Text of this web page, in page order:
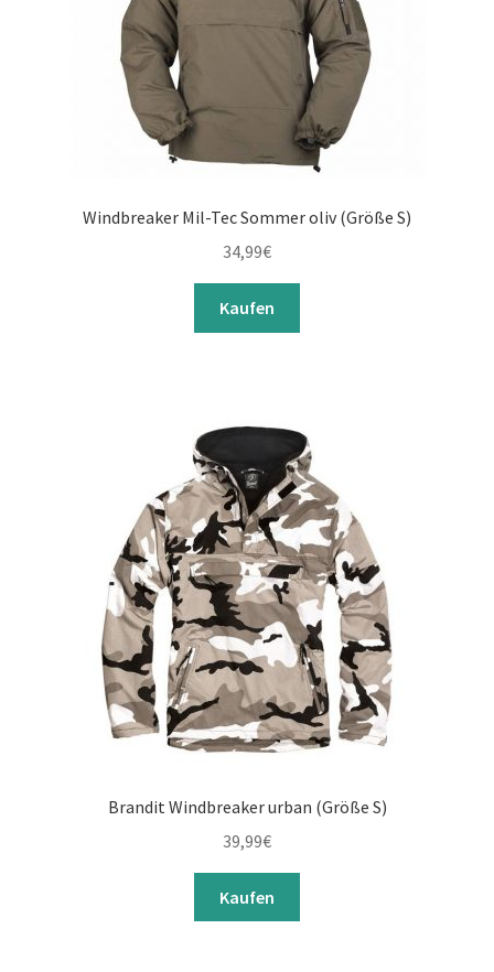
Windbreaker Mil-Tec Sommer oliv (Größe S)
34,99€
Kaufen
Brandit Windbreaker urban (Größe S)
39,99€
Kaufen